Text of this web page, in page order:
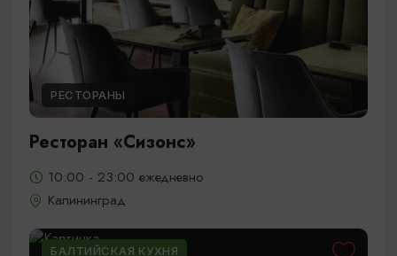
РЕСТОРАНЫ
Ресторан «Сизонс»
10:00 - 23:00 ежедневно
Калининград
БАЛТИЙСКАЯ КУХНЯ